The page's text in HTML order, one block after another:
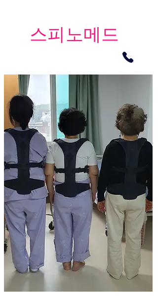
​스피노메드